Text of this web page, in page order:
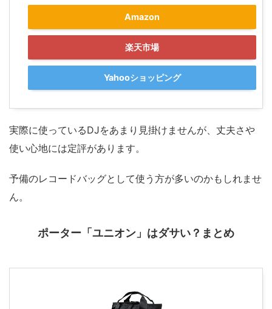
Amazon
楽天市場
Yahooショッピング
実際に使っているDJをあまり見掛けませんが、丈夫さや
使い心地には定評があります。
予備のレコードバッグとして使う方が多いのかもしれませ
ん。
ポーター「ユニオン」はダサい？まとめ